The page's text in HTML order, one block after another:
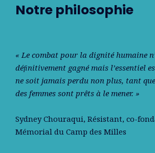
Notre philosophie
« Le combat pour la dignité humaine
déﬁnitivement gagné mais l’essentiel
ne soit jamais perdu non plus, tant
des femmes sont prêts à le mener. »
Sydney Chouraqui, Résistant, co-
Mémorial du Camp des Milles